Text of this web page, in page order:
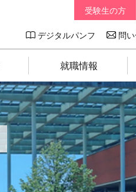
受験生の方
デジタルパンフ 問
就職情報